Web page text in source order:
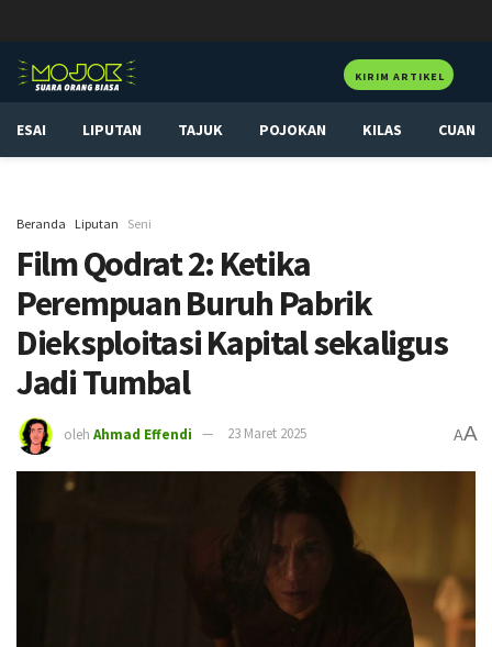
KIRIM ARTIKEL
ESAI LIPUTAN TAJUK POJOKAN KILAS CUAN
Beranda Liputan Seni
Film Qodrat 2: Ketika
Perempuan Buruh Pabrik
Dieksploitasi Kapital sekaligus
Jadi Tumbal
oleh Ahmad Effendi 23 Maret 2025 AA